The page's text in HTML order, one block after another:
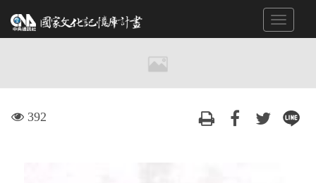
到
區
Toggle
visit
392